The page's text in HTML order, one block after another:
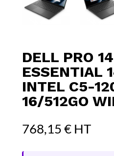
DELL PRO 14
ESSENTIAL
INTEL C5-
16/512GO
768,15€ HT